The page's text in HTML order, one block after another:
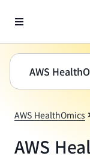
AWS
AWS HealthOmics
AWS